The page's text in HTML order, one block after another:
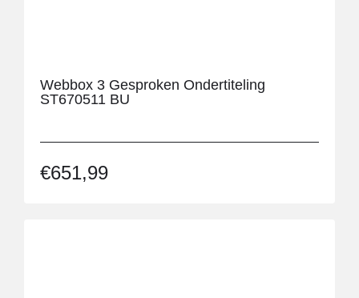
Webbox 3 Gesproken Ondertiteling
ST670511 BU
€651,99